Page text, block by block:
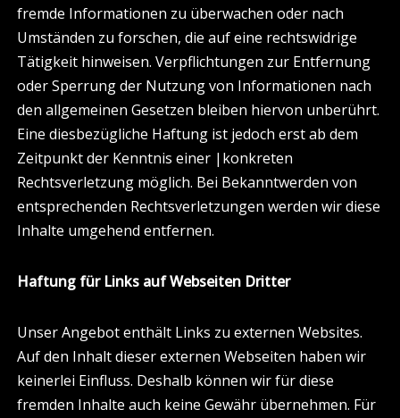
fremde Informationen zu überwachen oder nach
Umständen zu forschen, die auf eine rechtswidrige
Tätigkeit hinweisen. Verpflichtungen zur Entfernung
oder Sperrung der Nutzung von Informationen nach
den allgemeinen Gesetzen bleiben hiervon unberührt.
Eine diesbezügliche Haftung ist jedoch erst ab dem
Zeitpunkt der Kenntnis einer |konkreten
Rechtsverletzung möglich. Bei Bekanntwerden von
entsprechenden Rechtsverletzungen werden wir diese
Inhalte umgehend entfernen.
Haftung für Links auf Webseiten Dritter
Unser Angebot enthält Links zu externen Websites.
Auf den Inhalt dieser externen Webseiten haben wir
keinerlei Einfluss. Deshalb können wir für diese
fremden Inhalte auch keine Gewähr übernehmen. Für